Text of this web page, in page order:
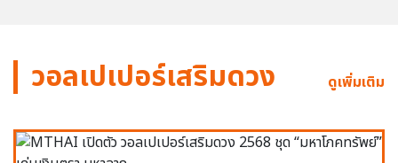
วอลเปเปอร์เสริมดวง ดูเพิ่มเติม